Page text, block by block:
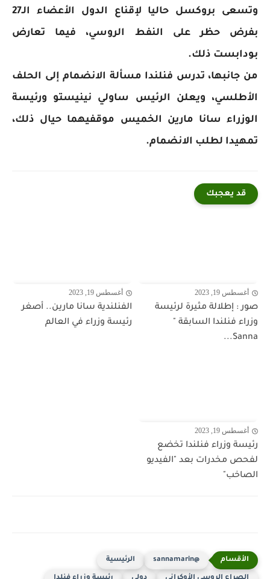
وتسعى بروكسل حاليا لإقناع الدول الأعضاء الـ27
بفرض حظر على النفط الروسي، فيما تعارض
بودابست ذلك.
من جانبها، تدرس فنلندا مسألة الانضمام إلى الحلف
الأطلسي، ويعلن الرئيس ساولي نينيستو ورئيسة
الوزراء سانا مارين الخميس موقفيهما حيال ذلك،
تمهيدا لطلب الانضمام.
قد يعجبك
أغسطس 19, 2023
صور : إطلالة مثيرة لرئيسة
وزراء فنلندا السابقة "
Sanna...
أغسطس 19, 2023
الفنلندية سانا مارين.. أصغر
رئيسة وزراء في العالم
أغسطس 19, 2023
رئيسة وزراء فنلندا تخضع
لفحص مخدرات بعد "الفيديو
الصاخب"
@sannamarin الرئيسية